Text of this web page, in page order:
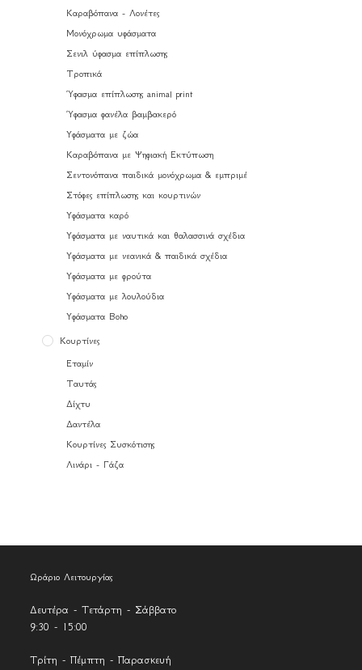
Καραβόπανα - Λονέτες
Μονόχρωμα υφάσματα
Σενιλ ύφασμα επίπλωσης
Τροπικά
Ύφασμα επίπλωσης animal print
Ύφασμα φανέλα βαμβακερό
Υφάσματα με ζώα
Καραβόπανα με Ψηφιακή Εκτύπωση
Σεντονόπανα παιδικά μονόχρωμα & εμπριμέ
Στόφες επίπλωσης και κουρτινών
Υφάσματα καρό
Υφάσματα με ναυτικά και θαλασσινά σχέδια
Υφάσματα με νεανικά & παιδικά σχέδια
Υφάσματα με φρούτα
Υφάσματα με λουλούδια
Υφάσματα Boho
Κουρτίνες
Εταμίν
Ταυτάς
Δίχτυ
Δαντέλα
Κουρτίνες Συσκότισης
Λινάρι - Γάζα
Ωράριο Λειτουργίας
Δευτέρα - Τετάρτη - Σάββατο
9:30 - 15:00
Τρίτη - Πέμπτη - Παρασκευή